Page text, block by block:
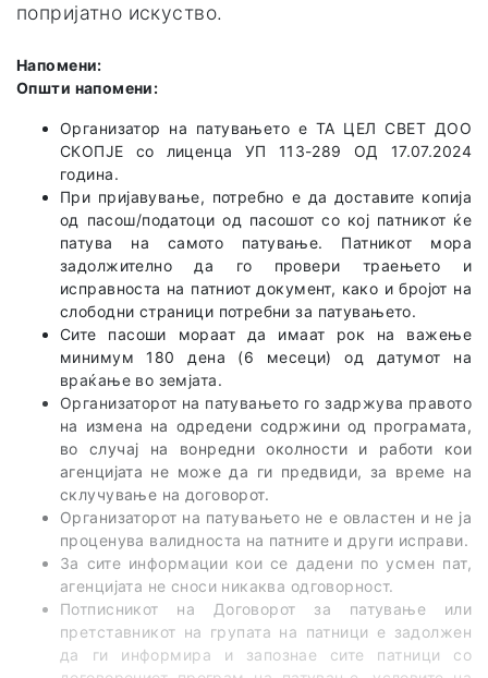
попријатно искуство.
Напомени:
Општи напомени:
Организатор на патувањето е TA ЦЕЛ СВЕТ ДОО
СКОПЈЕ со лиценца УП 113-289 ОД 17.07.2024
година.
При пријавување, потребно е да доставите копија
од пасош/податоци од пасошот со кој патникот ќе
патува на самото патување. Патникот мора
задолжително да го провери траењето и
исправноста на патниот документ, како и бројот на
слободни страници потребни за патувањето.
Сите пасоши мораат да имаат рок на важење
минимум 180 дена (6 месеци) од датумот на
враќање во земјата.
Организаторот на патувањето го задржува правото
на измена на одредени содржини од програмата,
во случај на вонредни околности и работи кои
агенцијата не може да ги предвиди, за време на
склучување на договорот.
Организаторот на патувањето не е овластен и не ја
проценува валидноста на патните и други исправи.
За сите информации кои се дадени по усмен пат,
агенцијата не сноси никаква одговорност.
Потписникот на Договорот за патување или
претставникот на групата на патници е задолжен
да ги информира и запознае сите патници со